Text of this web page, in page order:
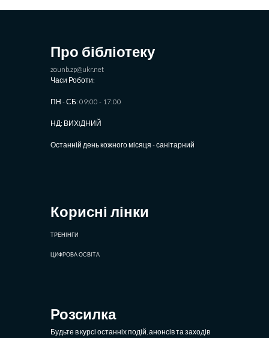
Про бібліотеку
zounb.zp@ukr.net
Часи Роботи:
ПН - СБ: 09:00 - 17:00
НД: ВИХIДНИЙ
Останній день кожного місяця - санітарний
Корисні лінки
ТРЕНІНГИ
ЦИФРОВА ОСВІТА
Розсилка
Будьте в курсі останніх подій, анонсів та заходів